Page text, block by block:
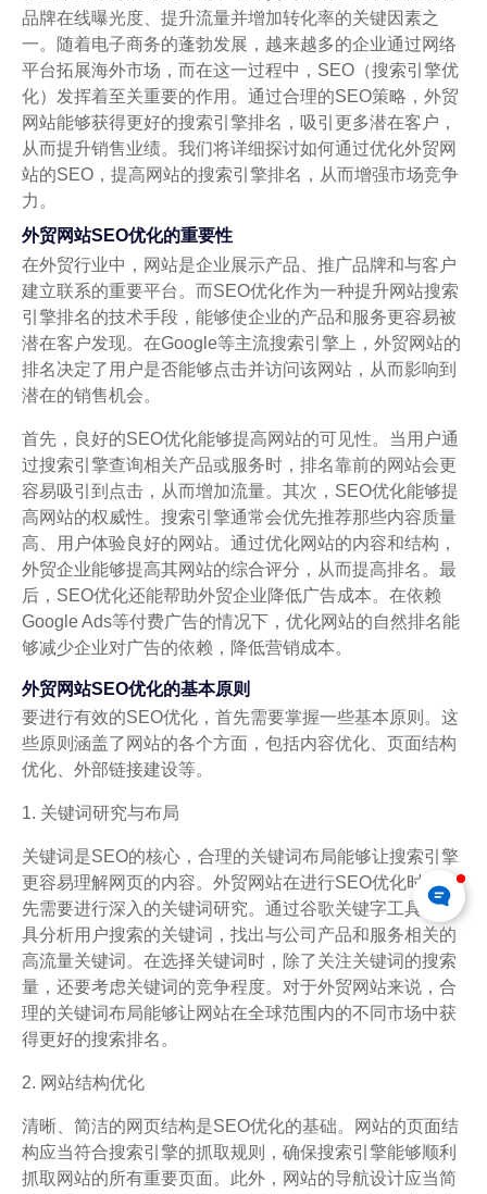
品牌在线曝光度、提升流量并增加转化率的关键因素之
一。随着电子商务的蓬勃发展，越来越多的企业通过网络
平台拓展海外市场，而在这一过程中，SEO（搜索引擎优
化）发挥着至关重要的作用。通过合理的SEO策略，外贸
网站能够获得更好的搜索引擎排名，吸引更多潜在客户，
从而提升销售业绩。我们将详细探讨如何通过优化外贸网
站的SEO，提高网站的搜索引擎排名，从而增强市场竞争
力。
外贸网站SEO优化的重要性
在外贸行业中，网站是企业展示产品、推广品牌和与客户
建立联系的重要平台。而SEO优化作为一种提升网站搜索
引擎排名的技术手段，能够使企业的产品和服务更容易被
潜在客户发现。在Google等主流搜索引擎上，外贸网站的
排名决定了用户是否能够点击并访问该网站，从而影响到
潜在的销售机会。
首先，良好的SEO优化能够提高网站的可见性。当用户通
过搜索引擎查询相关产品或服务时，排名靠前的网站会更
容易吸引到点击，从而增加流量。其次，SEO优化能够提
高网站的权威性。搜索引擎通常会优先推荐那些内容质量
高、用户体验良好的网站。通过优化网站的内容和结构，
外贸企业能够提高其网站的综合评分，从而提高排名。最
后，SEO优化还能帮助外贸企业降低广告成本。在依赖
Google Ads等付费广告的情况下，优化网站的自然排名能
够减少企业对广告的依赖，降低营销成本。
外贸网站SEO优化的基本原则
要进行有效的SEO优化，首先需要掌握一些基本原则。这
些原则涵盖了网站的各个方面，包括内容优化、页面结构
优化、外部链接建设等。
1. 关键词研究与布局
关键词是SEO的核心，合理的关键词布局能够让搜索引擎
更容易理解网页的内容。外贸网站在进行SEO优化时，首
先需要进行深入的关键词研究。通过谷歌关键字工具等工
具分析用户搜索的关键词，找出与公司产品和服务相关的
高流量关键词。在选择关键词时，除了关注关键词的搜索
量，还要考虑关键词的竞争程度。对于外贸网站来说，合
理的关键词布局能够让网站在全球范围内的不同市场中获
得更好的搜索排名。
2. 网站结构优化
清晰、简洁的网页结构是SEO优化的基础。网站的页面结
构应当符合搜索引擎的抓取规则，确保搜索引擎能够顺利
抓取网站的所有重要页面。此外，网站的导航设计应当简